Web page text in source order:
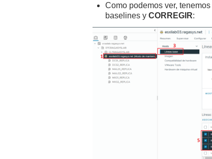
Como podemos ver, tenemos
baselines y CORREGIR: